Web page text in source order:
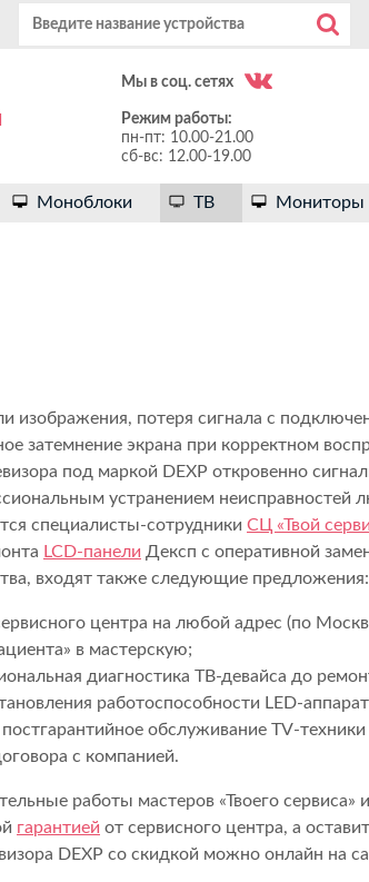
Мы в соц. сетях
Режим работы:
пн-пт: 10.00-21.00
сб-вс: 12.00-19.00
Моноблоки ТВ Мониторы
изображения, потеря сигнала с
затемнение экрана при корректном
под маркой DEXP откровенно
устранением
специалисты-сотрудники СЦ «Твой
LCD-панели Дексп с оперативной
входят также следующие предложения:
центра на любой адрес (по
в мастерскую;
диагностика ТВ-девайса до
работоспособности LED-
обслуживание TV-
с компанией.
работы мастеров «Твоего
гарантией от сервисного центра, а
DEXP со скидкой можно онлайн на